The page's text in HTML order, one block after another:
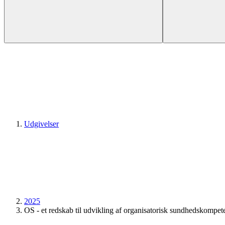
Udgivelser
2025
OS - et redskab til udvikling af organisatorisk